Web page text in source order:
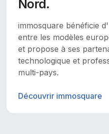
Nord.
immosquare bénéficie
entre les modèles
et propose à ses
technologique et
multi-pays.
Découvrir immosquare